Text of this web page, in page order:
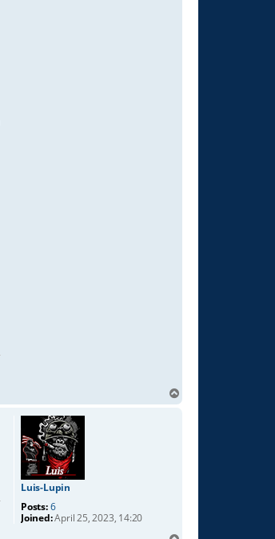
Luis-Lupin
Posts:6
Joined:April 25, 2023, 14:20